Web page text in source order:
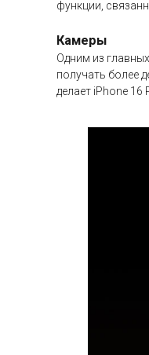
функции,
Камеры
Одним из
получать более
делает iPhone